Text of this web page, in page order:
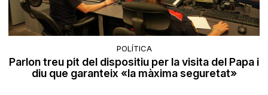
POLÍTICA
Parlon treu pit del dispositiu per la visita del Papa i
diu que garanteix «la màxima seguretat»